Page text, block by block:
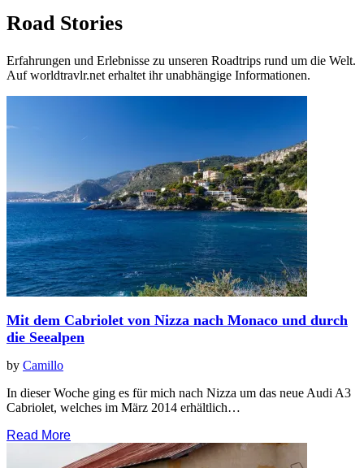
Road Stories
Erfahrungen und Erlebnisse zu unseren Roadtrips rund um die Welt.
Auf worldtravlr.net erhaltet ihr unabhängige Informationen.
Mit dem Cabriolet von Nizza nach Monaco und durch
die Seealpen
by Camillo
In dieser Woche ging es für mich nach Nizza um das neue Audi A3
Cabriolet, welches im März 2014 erhältlich…
Read More